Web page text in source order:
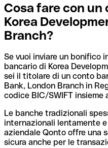
Cosa fare con un
Korea
Branch?
Se vuoi inviare un bonifico
bancario di Korea
sei il titolare di un conto
Bank, London Branch in
codice BIC/SWIFT insieme
Le banche tradizionali
internazionali lentamente
aziendale Qonto offre una
sicura anche per le